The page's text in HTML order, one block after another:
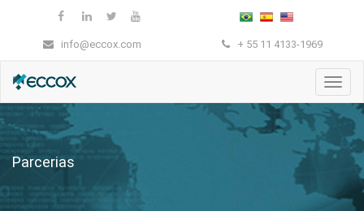
info@eccox.com + 55 11 4133-1969
Parcerias